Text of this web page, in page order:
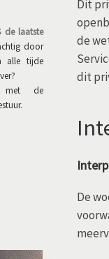
Dit
de
dit
De
de laatste
door
alle tijde
met de